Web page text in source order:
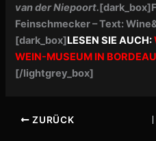
van der Niepoort.
Feinschmecker – Text:
[dark_box]LESEN SIE AUCH:
WEIN-MUSEUM IN
[/lightgrey_box]
ZURÜCK